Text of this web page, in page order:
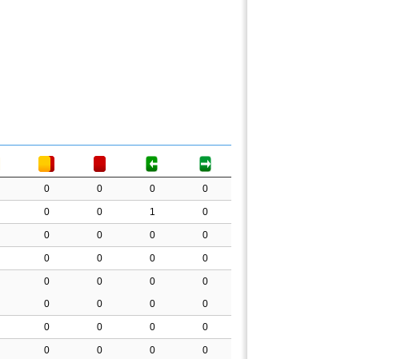
0 0 0 0
0 0 1 0
0 0 0 0
0 0 0 0
0 0 0
0
0 0 0 0
0 0 0 0
0 0 0 0